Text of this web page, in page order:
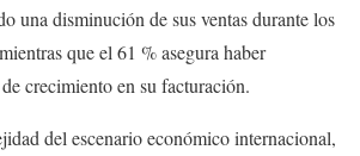
una disminución de sus ventas durante los
que el 61 % asegura haber
crecimiento en su facturación.
del escenario económico internacional,